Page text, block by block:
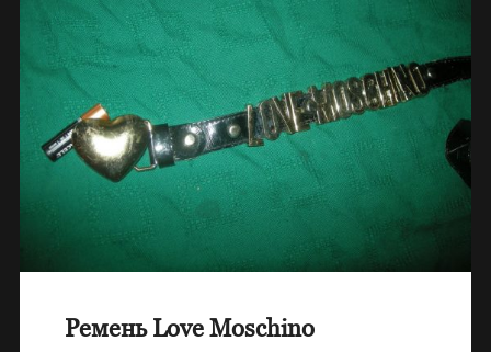
Ремень Love Moschino